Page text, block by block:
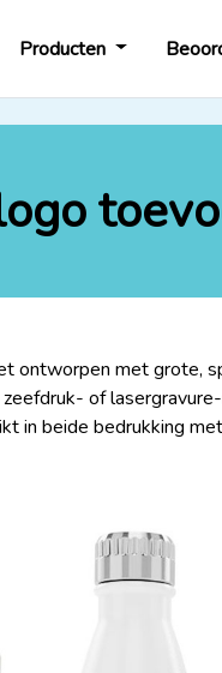
Producten
ontworpen met grote,
of
in beide bedrukking